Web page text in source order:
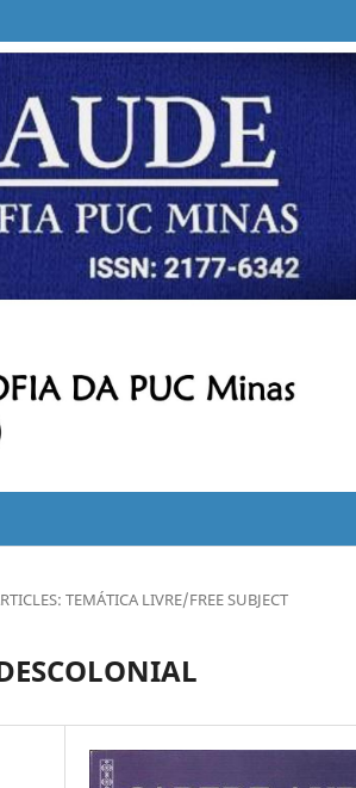
TEMÁTICA LIVRE/FREE SUBJECT